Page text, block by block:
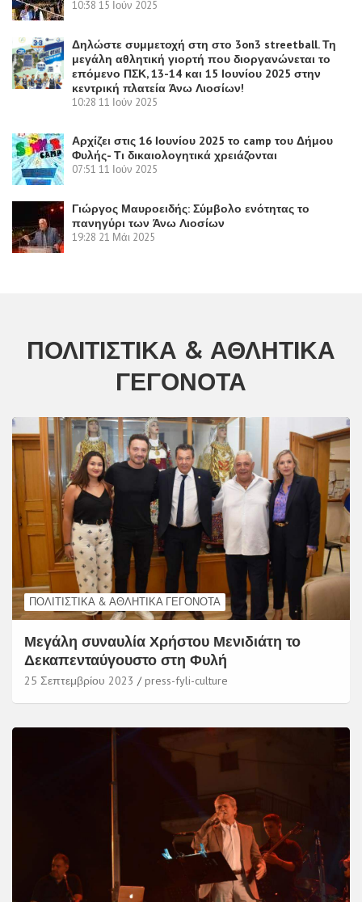
10:38 15 Ιούν 2025
Δηλώστε συμμετοχή στη στο 3on3 streetball. Τη
μεγάλη αθλητική γιορτή που διοργανώνεται το
επόμενο ΠΣΚ, 13-14 και 15 Ιουνίου 2025 στην
κεντρική πλατεία Άνω Λιοσίων!
10:28 11 Ιούν 2025
Αρχίζει στις 16 Ιουνίου 2025 το camp του Δήμου
Φυλής- Τι δικαιολογητικά χρειάζονται
07:51 11 Ιούν 2025
Γιώργος Μαυροειδής: Σύμβολο ενότητας το
πανηγύρι των Άνω Λιοσίων
19:28 21 Μάι 2025
ΠΟΛΙΤΙΣΤΙΚΆ & ΑΘΛΗΤΙΚΆ
ΓΕΓΟΝΌΤΑ
ΠΟΛΙΤΙΣΤΙΚΆ & ΑΘΛΗΤΙΚΆ ΓΕΓΟΝΌΤΑ
Μεγάλη συναυλία Χρήστου Μενιδιάτη το
Δεκαπενταύγουστο στη Φυλή
25 Σεπτεμβρίου 2023 press-fyli-culture